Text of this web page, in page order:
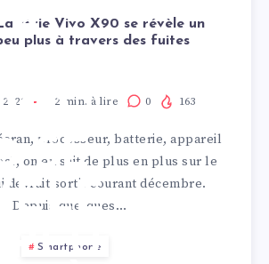
SE
PEU
série Vivo X90 se révèle un
plus à travers des fuites
2 min. à lire 0 163
processeur, batterie, appareil
on en sait de plus en plus sur le
devrait sortir courant décembre.
Depuis quelques…
Smartphone